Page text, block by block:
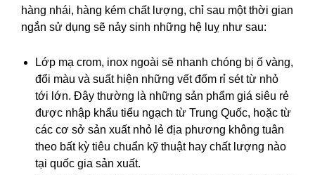
hàng nhái, hàng kém chất lượng, chỉ sau một thời gian
ngắn sử dụng sẽ nảy sinh những hệ luỵ như sau:
Lớp mạ crom, inox ngoài sẽ nhanh chóng bị ố vàng,
đổi màu và suất hiện những vết đốm rỉ sét từ nhỏ
tới lớn. Đây thường là những sản phẩm giá siêu rẻ
được nhập khẩu tiểu ngạch từ Trung Quốc, hoặc từ
các cơ sở sản xuất nhỏ lẻ địa phương không tuân
theo bất kỳ tiêu chuẩn kỹ thuật hay chất lượng nào
tại quốc gia sản xuất.